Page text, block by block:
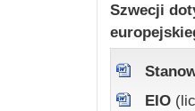
Szwecji
EIO